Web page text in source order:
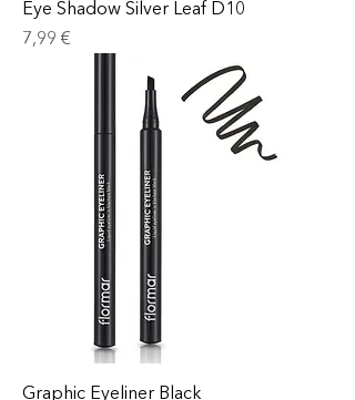
Eye Shadow Silver Leaf D10
Prix
7,99 €
Graphic Eyeliner Black